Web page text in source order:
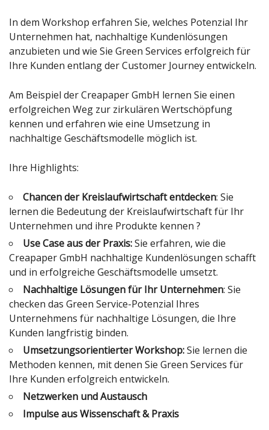
In dem Workshop erfahren Sie, welches Potenzial Ihr
Unternehmen hat, nachhaltige Kundenlösungen
anzubieten und wie Sie Green Services erfolgreich für
Ihre Kunden entlang der Customer Journey entwickeln.
Am Beispiel der Creapaper GmbH lernen Sie einen
erfolgreichen Weg zur zirkulären Wertschöpfung
kennen und erfahren wie eine Umsetzung in
nachhaltige Geschäftsmodelle möglich ist.
Ihre Highlights:
Chancen der Kreislaufwirtschaft entdecken: Sie
lernen die Bedeutung der Kreislaufwirtschaft für Ihr
Unternehmen und ihre Produkte kennen ?
Use Case aus der Praxis:Sie erfahren, wie die
Creapaper GmbH nachhaltige Kundenlösungen schafft
und in erfolgreiche Geschäftsmodelle umsetzt.
Nachhaltige Lösungen für Ihr Unternehmen: Sie
checken das Green Service-Potenzial Ihres
Unternehmens für nachhaltige Lösungen, die Ihre
Kunden langfristig binden.
UmsetzungsorientierterWorkshop:Sie lernen die
Methoden kennen, mit denen Sie Green Services für
Ihre Kunden erfolgreich entwickeln.
Netzwerken und Austausch
Impulse aus Wissenschaft & Praxis